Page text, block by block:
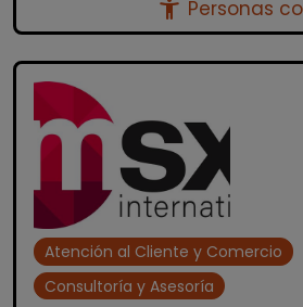
accessibility_new Personas
Atención al Cliente y Comercio
Consultoría y Asesoría